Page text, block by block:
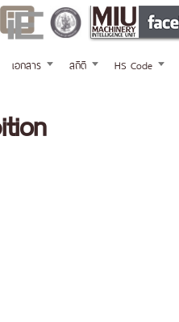
เอกสาร สถิติ HS Code